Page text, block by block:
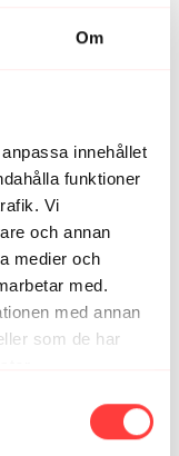
Om
innehållet
funktioner
Vi
och annan
medier och
med.
med annan
som de har
du sätter dig
20-30% av
Tar du i mer är
kommer in och tar
aktivering? Vi ger
och i pdf:en
och aktivera dina